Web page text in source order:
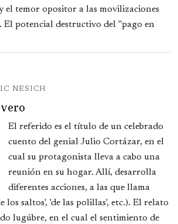
el temor opositor a las movilizaciones
El potencial destructivo del "pago en
NESICH
El referido es el título de un celebrado
cuento del genial Julio Cortázar, en el
cual su protagonista lleva a cabo una
reunión en su hogar. Allí, desarrolla
diferentes acciones, a las que llama
los saltos', 'de las polillas', etc.). El relato
lugúbre, en el cual el sentimiento de